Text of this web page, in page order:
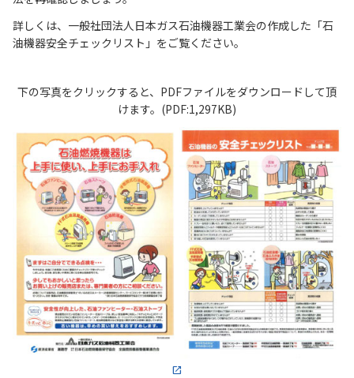
詳しくは、一般社団法人日本ガス石油機器工業会の作成した「石
油機器安全チェックリスト」をご覧ください。
下の写真をクリックすると、PDFファイルをダウンロードして頂
けます。(PDF:1,297KB)